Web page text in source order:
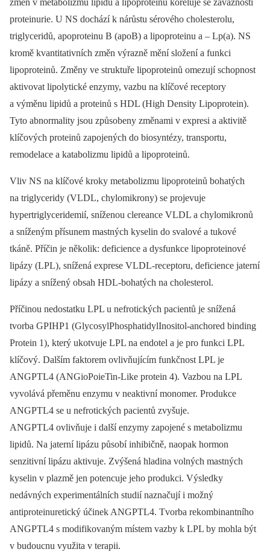
změn v metabolizmu lipidů a lipoproteinů koreluje se závažností
proteinurie. U NS dochází k nárůstu sérového cholesterolu,
triglyceridů, apoproteinu B (apoB) a lipoproteinu a –⁠ Lp(a). NS
kromě kvantitativních změn výrazně mění složení a funkci
lipoproteinů. Změny ve struktuře lipoproteinů omezují schopnost
aktivovat lipolytické enzymy, vazbu na klíčové receptory
a výměnu lipidů a proteinů s HDL (High Density Lipo­protein).
Tyto abnormality jsou způsobeny změnami v expresi a aktivitě
klíčových proteinů zapojených do biosyntézy, transportu,
remodelace a katabolizmu lipidů a lipoproteinů.
Vliv NS na klíčové kroky metabolizmu lipoproteinů bohatých
na triglyceridy (VLDL, chylomikrony) se projevuje
hypertriglyceridemií, sníženou clereance VLDL a chylo­mikronů
a sníženým přísunem mastných kyselin do svalové a tukové
tkáně. Příčin je několik: deficience a dysfunkce lipo­proteinové
lipázy (LPL), snížená exprese VLDL-receptoru, deficience jaterní
lipázy a snížený obsah HDL-bohatých na cholesterol.
Příčinou nedostatku LPL u nefrotických pacientů je snížená
tvorba GPIHP1 (GlycosylPhosphatidylInositol-anchored binding
Protein 1), který ukotvuje LPL na endotel a je pro funkci LPL
klíčový. Dalším faktorem ovlivňujícím funkčnost LPL je
ANGPTL4 (ANGioPoieTin-Like protein 4). Vazbou na LPL
vyvolává přeměnu enzymu v neaktivní monomer. Produkce
ANGPTL4 se u nefrotických pacientů zvyšuje.
ANGPTL4 ovlivňuje i další enzymy zapojené s metabolizmu
lipidů. Na jaterní lipázu působí inhibičně, naopak hormon
senzitivní lipázu aktivuje. Zvýšená hladina volných mastných
kyselin v plazmě jen potencuje jeho produkci. Výsledky
nedávných experimentálních studií naznačují i možný
antiproteinuretický účinek ANGPTL4. Tvorba rekombinantního
ANGPTL4 s modifikovaným místem vazby k LPL by mohla být
v budoucnu využita v terapii.